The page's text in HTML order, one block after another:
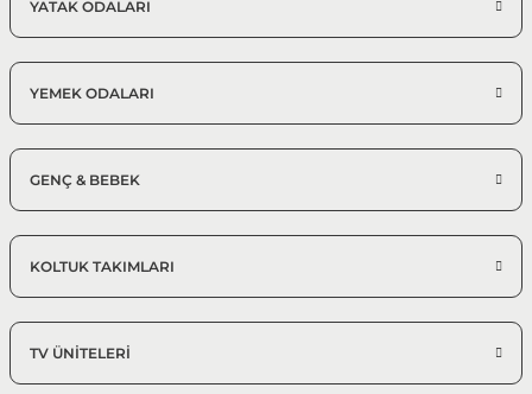
YATAK ODALARI
YEMEK ODALARI
GENÇ & BEBEK
KOLTUK TAKIMLARI
TV ÜNİTELERİ